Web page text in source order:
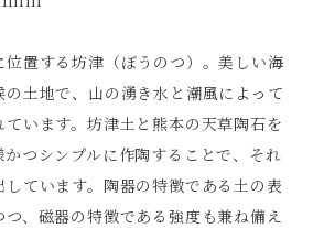
置する坊津（ぼうのつ）。美しい海
の土地で、山の湧き水と潮風によって
います。坊津土と熊本の天草陶石を
つシンプルに作陶することで、それ
ています。陶器の特徴である土の表
、磁器の特徴である強度も兼ね備え